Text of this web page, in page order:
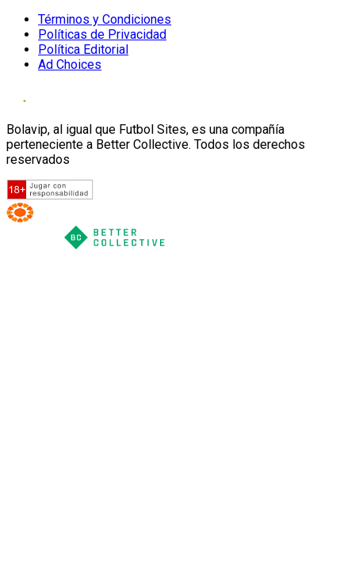
Términos y Condiciones
Políticas de Privacidad
Política Editorial
Ad Choices
Bolavip, al igual que Futbol Sites, es una compañía
perteneciente a Better Collective. Todos los derechos
reservados